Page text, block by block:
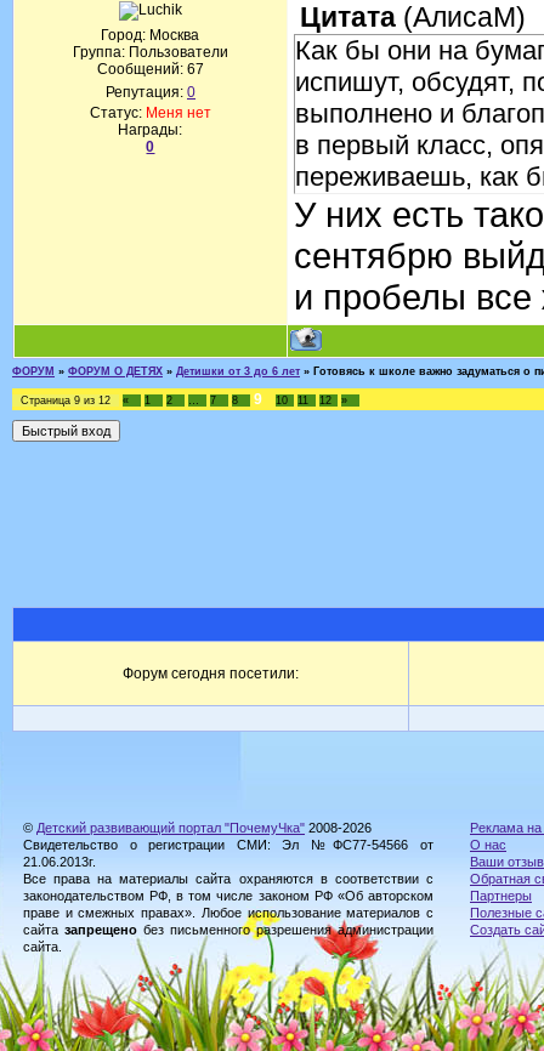
Город: Москва
Группа: Пользователи
Сообщений: 67
Репутация: 0
Статус: Меня нет
Награды:
0
Цитата (АлисаМ)
Как бы они на
испишут, обсудят,
выполнено и
в первый класс,
переживаешь, как
У них есть
сентябрю
и пробелы все
ФОРУМ » ФОРУМ О ДЕТЯХ » Детишки от 3 до 6 лет » Готовясь к школе важно задуматься о
Страница 9 из 12 « 1 2 … 7 8 9 10 11 12 »
Форум сегодня посетили:
© Детский развивающий портал "ПочемуЧка" 2008-2026
Свидетельство о регистрации СМИ: Эл №ФС77-54566 от
21.06.2013г.
Все права на материалы сайта охраняются в соответствии с
законодательством РФ, в том числе законом РФ «Об авторском
праве и смежных правах». Любое использование материалов с
сайта запрещено без письменного разрешения администрации
сайта.
Реклама на
О нас
Ваши
Обратная
Партнеры
Полезные
Создать